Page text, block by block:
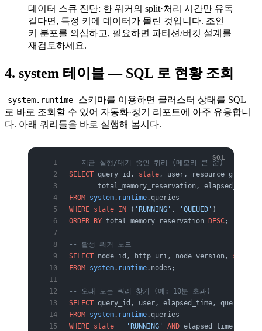
데이터 스큐 진단: 한 워커의 split·처리 시간만 유독
길다면, 특정 키에 데이터가 몰린 것입니다. 조인
키 분포를 의심하고, 필요하면 파티션/버킷 설계를
재검토하세요.
4. system 테이블 — SQL 로 현황 조회
system.runtime
스키마를 이용하면 클러스터 상태를 SQL
로 바로 조회할 수 있어 자동화·정기 리포트에 아주 유용합니
다. 아래 쿼리들을 바로 실행해 봅시다.
-- 지금 실행/대기 중인 쿼리 (메모리 큰 순)
SELECT query_id, state , user,
total_memory_reservation, elapsed_time,
FROM system . runtime .queries
WHERE state IN ( 'RUNNING' , 'QUEUED' )
ORDER BY total_memory_reservation DESC ;
-- 활성 워커 노드
SELECT node_id, http_uri, node_version, state
FROM system . runtime .nodes;
-- 오래 도는 쿼리 찾기 (예: 10분 초과)
SELECT query_id, user, elapsed_time, query
FROM system . runtime .queries
WHERE state = 'RUNNING' AND elapsed_time